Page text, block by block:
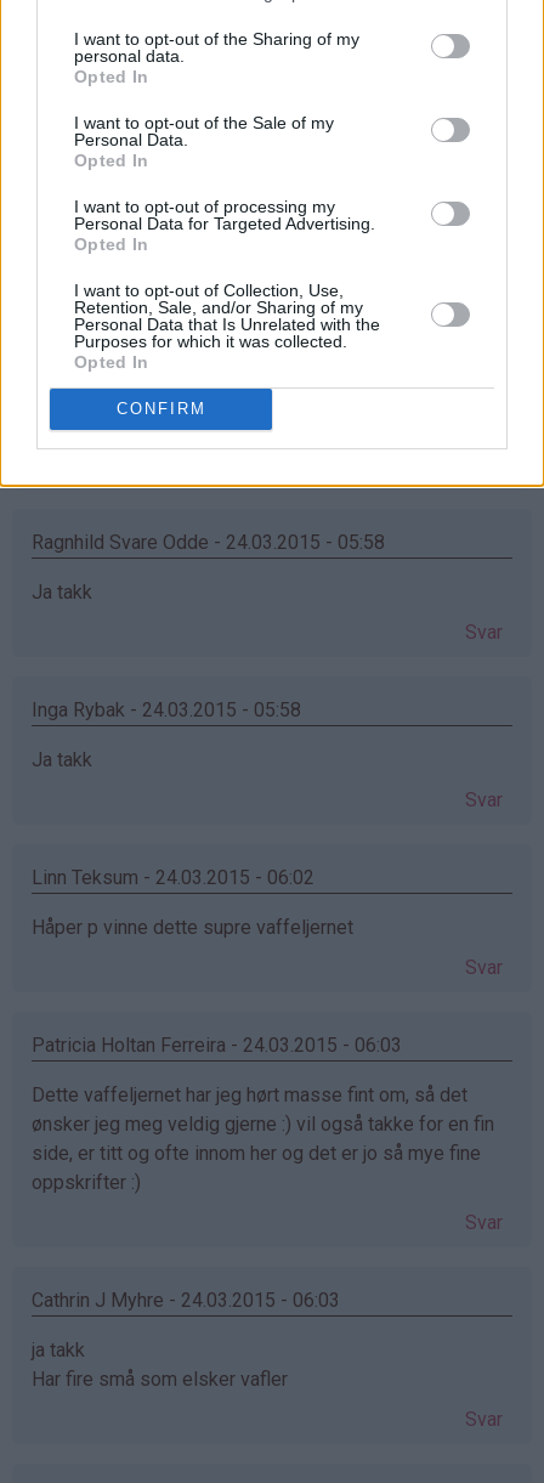
I want to opt-out of the Sharing of my
personal data.
Opted In
I want to opt-out of the Sale of my
Personal Data.
Opted In
I want to opt-out of processing my
Personal Data for Targeted Advertising.
Opted In
I want to opt-out of Collection, Use,
Retention, Sale, and/or Sharing of my
Personal Data that Is Unrelated with the
Purposes for which it was collected.
Opted In
CONFIRM
Anne Grete Jørgensen - 24.03.2015 - 05:58
å det ønsker jeg meg veldig til min datter som flyttet inn
i ny leilighet i helgen. Da kan jo ho mor få vafler når hun
er på besøk ❤️
Elisabeth - 24.03.2015 - 05:58
åååå det hadde vært supert om jeg var så heldig å vinne
Vi elsker vaffler, men jernet har akkurat takket for seg
Så jeg krysser fingre & håper...
Ragnhild Svare Odde - 24.03.2015 - 05:58
Ja takk
Svar
Inga Rybak - 24.03.2015 - 05:58
Ja takk
Svar
Linn Teksum - 24.03.2015 - 06:02
Håper p vinne dette supre vaffeljernet
Svar
Patricia Holtan Ferreira - 24.03.2015 - 06:03
Dette vaffeljernet har jeg hørt masse fint om, så det
ønsker jeg meg veldig gjerne :) vil også takke for en fin
side, er titt og ofte innom her og det er jo så mye fine
oppskrifter :)
Svar
Cathrin J Myhre - 24.03.2015 - 06:03
ja takk
Har fire små som elsker vafler
Svar